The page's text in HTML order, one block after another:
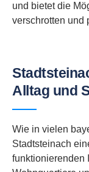
und bietet die
verschrotten und
Alltag und
Wie in vielen
Stadtsteinach
funktionierenden